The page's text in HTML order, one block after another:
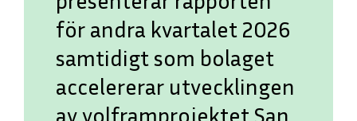
för andra kvartalet 2026
samtidigt som bolaget
accelererar utvecklingen
av volframprojektet San